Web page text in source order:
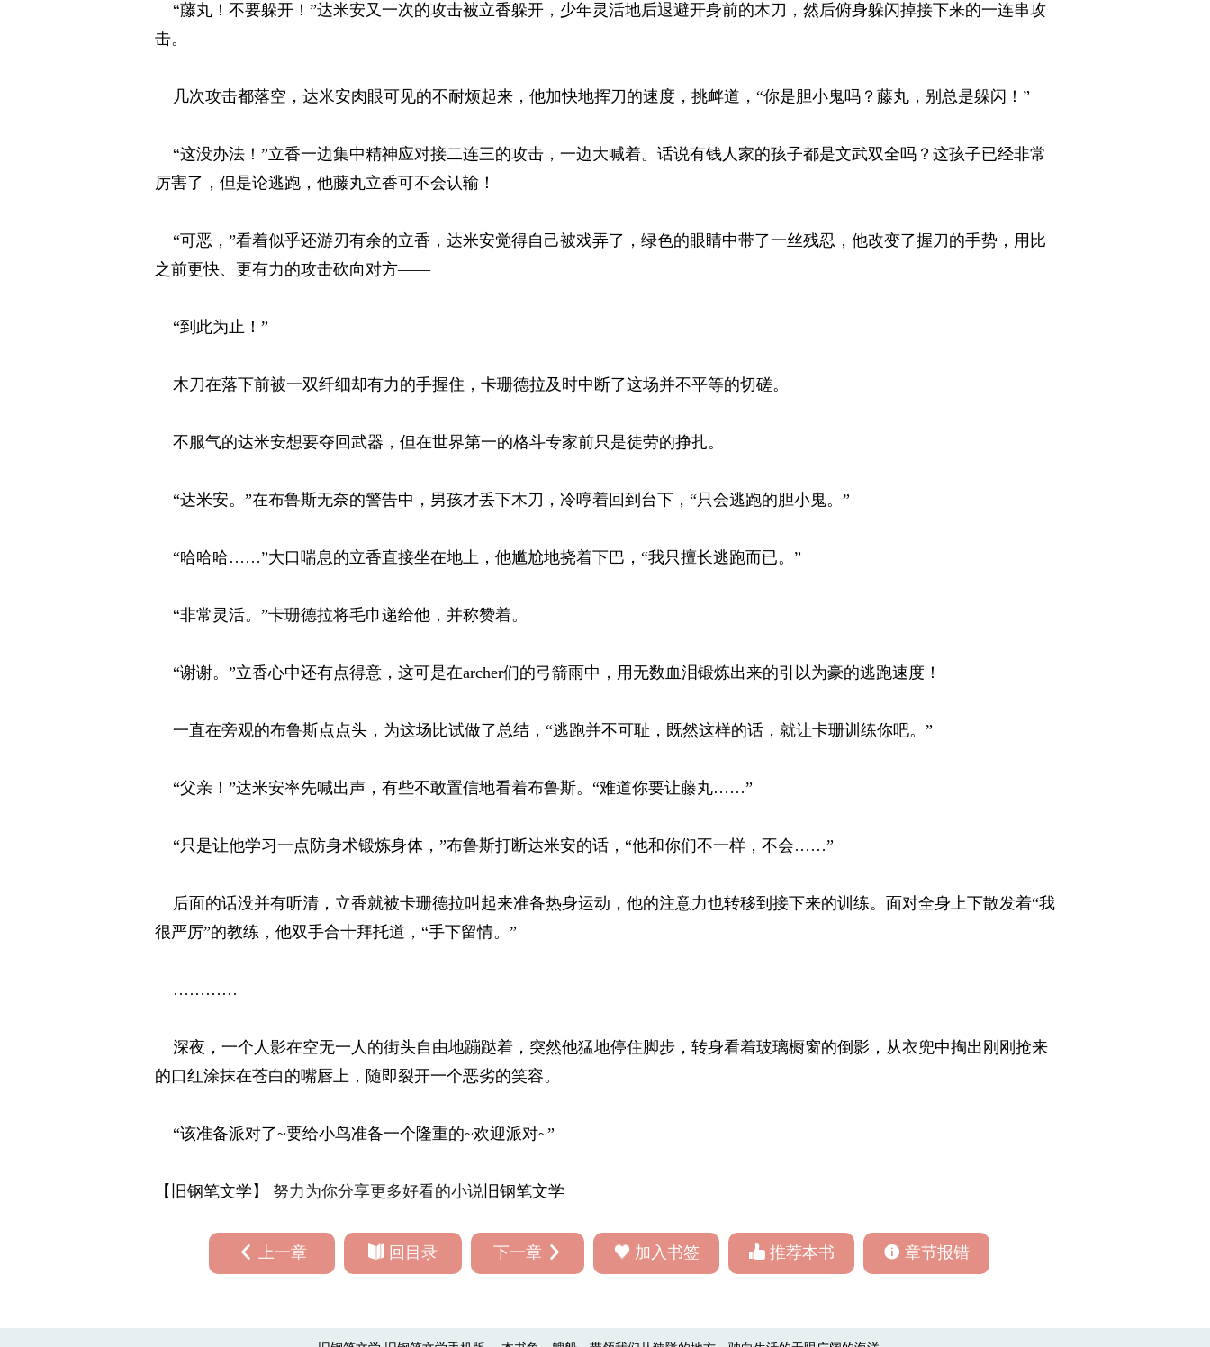
“藤丸！不要躲开！”达米安又一次的攻击被立香躲开，少年灵活地后退避开身前的木刀，然后俯身躲闪掉接下来的一连串攻
击。
几次攻击都落空，达米安肉眼可见的不耐烦起来，他加快地挥刀的速度，挑衅道，“你是胆小鬼吗？藤丸，别总是躲闪！”
“这没办法！”立香一边集中精神应对接二连三的攻击，一边大喊着。话说有钱人家的孩子都是文武双全吗？这孩子已经非常
厉害了，但是论逃跑，他藤丸立香可不会认输！
“可恶，”看着似乎还游刃有余的立香，达米安觉得自己被戏弄了，绿色的眼睛中带了一丝残忍，他改变了握刀的手势，用比
之前更快、更有力的攻击砍向对方——
“到此为止！”
木刀在落下前被一双纤细却有力的手握住，卡珊德拉及时中断了这场并不平等的切磋。
不服气的达米安想要夺回武器，但在世界第一的格斗专家前只是徒劳的挣扎。
“达米安。”在布鲁斯无奈的警告中，男孩才丢下木刀，冷哼着回到台下，“只会逃跑的胆小鬼。”
“哈哈哈……”大口喘息的立香直接坐在地上，他尴尬地挠着下巴，“我只擅长逃跑而已。”
“非常灵活。”卡珊德拉将毛巾递给他，并称赞着。
“谢谢。”立香心中还有点得意，这可是在archer们的弓箭雨中，用无数血泪锻炼出来的引以为豪的逃跑速度！
一直在旁观的布鲁斯点点头，为这场比试做了总结，“逃跑并不可耻，既然这样的话，就让卡珊训练你吧。”
“父亲！”达米安率先喊出声，有些不敢置信地看着布鲁斯。“难道你要让藤丸……”
“只是让他学习一点防身术锻炼身体，”布鲁斯打断达米安的话，“他和你们不一样，不会……”
后面的话没并有听清，立香就被卡珊德拉叫起来准备热身运动，他的注意力也转移到接下来的训练。面对全身上下散发着“我
很严厉”的教练，他双手合十拜托道，“手下留情。”
…………
深夜，一个人影在空无一人的街头自由地蹦跶着，突然他猛地停住脚步，转身看着玻璃橱窗的倒影，从衣兜中掏出刚刚抢来
的口红涂抹在苍白的嘴唇上，随即裂开一个恶劣的笑容。
“该准备派对了~要给小鸟准备一个隆重的~欢迎派对~”
【旧钢笔文学】 努力为你分享更多好看的小说 旧钢笔文学
上一章 回目录 下一章 加入书签 推荐本书 章节报错